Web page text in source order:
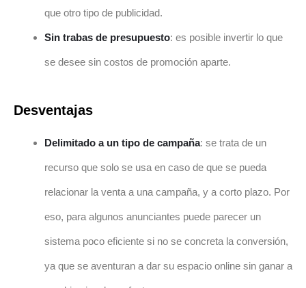
que otro tipo de publicidad.
Sin trabas de presupuesto: es posible invertir lo que
se desee sin costos de promoción aparte.
Desventajas
Delimitado a un tipo de campaña: se trata de un
recurso que solo se usa en caso de que se pueda
relacionar la venta a una campaña, y a corto plazo. Por
eso, para algunos anunciantes puede parecer un
sistema poco eficiente si no se concreta la conversión,
ya que se aventuran a dar su espacio online sin ganar a